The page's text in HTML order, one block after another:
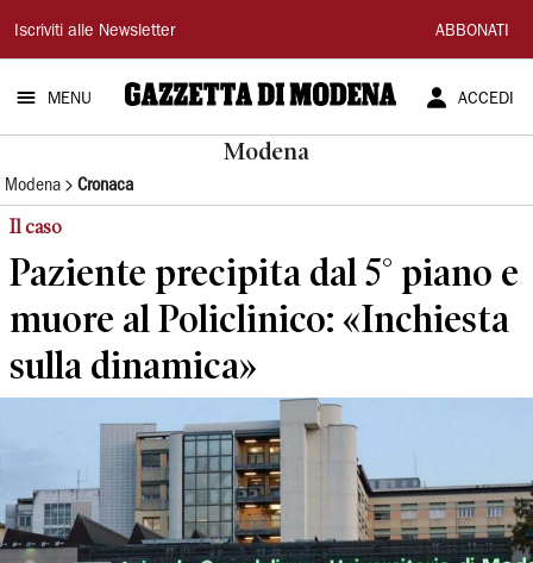
Gazzetta
di
Modena
Iscriviti alle Newsletter ABBONATI
MENU ACCEDI
Modena
Modena Cronaca
Il caso
Paziente precipita dal 5° piano e
muore al Policlinico: «Inchiesta
sulla dinamica»